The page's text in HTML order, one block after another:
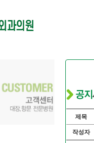
제목
작성자